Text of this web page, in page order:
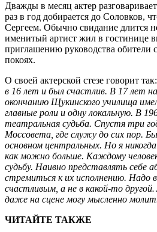
Дважды в месяц актер
раз в год добирается до Соловков,
Сергеем. Обычно свидание длится
именитый артист жил в гостинице
приглашению руководства обители
покоях.
О своей актерской стезе говорит
в 16 лет и был счастлив. В 17 лет
окончанию Щукинского училища
главные роли и одну локальную. В
театральная судьба. Спустя три
Моссовета, где служу до сих пор.
основном центральных. Но я
как можно больше. Каждому
судьбу. Наивно представлять себе
стремиться к их исполнению.
счастливым, а не в какой-то
даже на сцене могу мысленно
ЧИТАЙТЕ ТАКЖЕ